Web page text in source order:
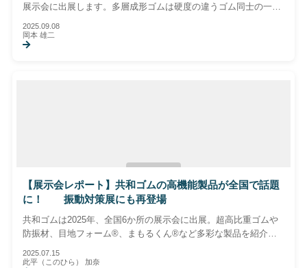
展示会に出展します。多層成形ゴムは硬度の違うゴム同士の一体
出来ます。一体成型によりこれまでより高性能な材料としてご提
供することが可能です。土木、建築、橋梁、電設などの製品開発
2025.09.08
岡本 雄二
【展示会レポート】共和ゴムの高機能製品が全国で話題
に！ 振動対策展にも再登場
共和ゴムは2025年、全国6か所の展示会に出展。超高比重ゴムや
防振材、目地フォーム®、まもるくん®など多彩な製品を紹介
ンアップを直接ご覧いただけます。
2025.07.15
此平（このひら） 加奈